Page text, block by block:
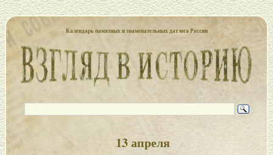
Календарь памятных и знаменательных дат юга России
13 апреля